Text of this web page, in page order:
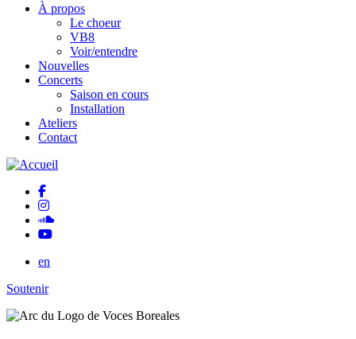
À propos
Le choeur
VB8
Voir/entendre
Nouvelles
Concerts
Saison en cours
Installation
Ateliers
Contact
en
Soutenir